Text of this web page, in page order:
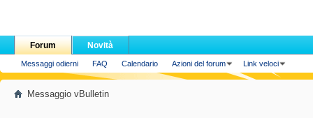
Forum
Messaggi odierni FAQ Calendario Azioni del forum Link veloci
Novità
Messaggio vBulletin